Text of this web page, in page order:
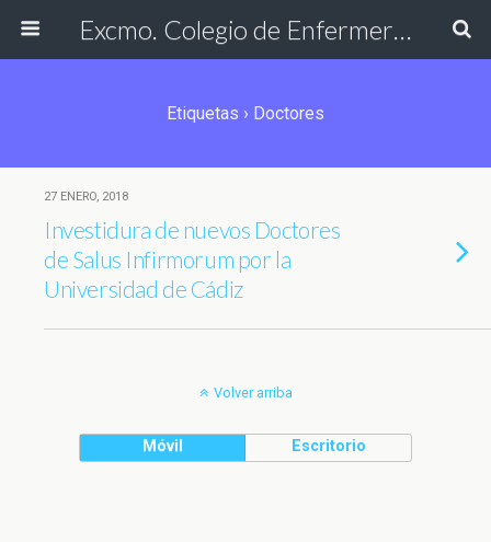
Excmo. Colegio de Enfermería de Cádiz
Etiquetas › Doctores
27 ENERO, 2018
Investidura de nuevos Doctores
de Salus Infirmorum por la
Universidad de Cádiz
Volver arriba
Móvil Escritorio